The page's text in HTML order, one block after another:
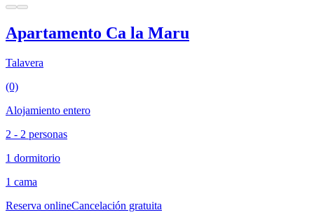
Apartamento Ca la Maru
Talavera
(0)
Alojamiento entero
2 - 2 personas
1 dormitorio
1 cama
Reserva onlineCancelación gratuita